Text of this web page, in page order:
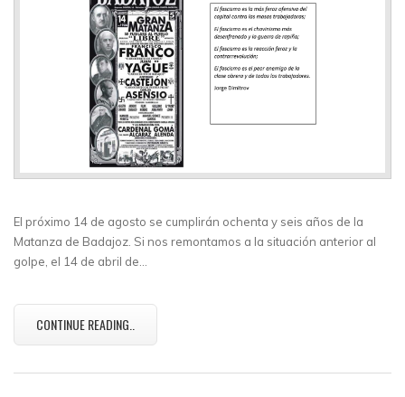
El próximo 14 de agosto se cumplirán ochenta y seis años de la
Matanza de Badajoz. Si nos remontamos a la situación anterior al
golpe, el 14 de abril de…
CONTINUE READING..